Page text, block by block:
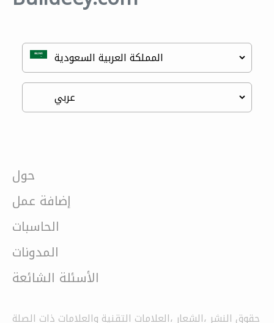
حول
إضافة عمل
الحاسبات
المدونات
الأسئلة الشائعة
حقوق النشر ،الشعار ،العلامات التقنية والعلامات ذات الصلة